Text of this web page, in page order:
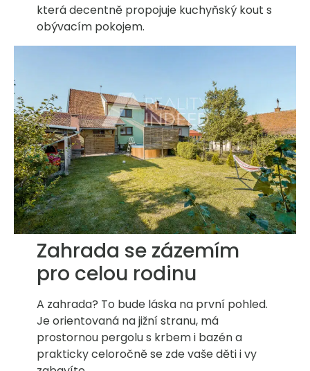
která decentně propojuje kuchyňský kout s
obývacím pokojem.
Zahrada se zázemím
pro celou rodinu
A zahrada? To bude láska na první pohled.
Je orientovaná na jižní stranu, má
prostornou pergolu s krbem i bazén a
prakticky celoročně se zde vaše děti i vy